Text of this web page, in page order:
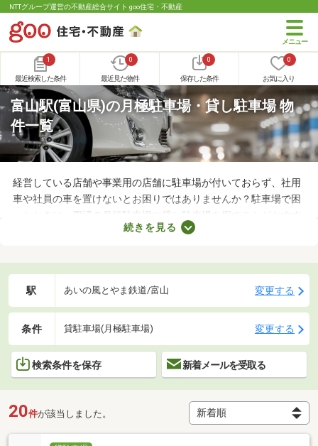
NTTグループ運営の不動産総合サイト goo住宅・不動産
1
最近検索した条件
0
最近見た物件
0
保存した条件
0
お気に入り
富山駅(富山県)の月極駐車場・貸し駐車場 物
件一覧
経営している店舗や事業用の店舗に駐車場が付いておらず、社用
車や社員の車を置けないとお困りではありませんか？駐車場で困
ったときは、周辺の月極駐車場や貸し駐車場を探すことがおすす
め。店舗や事務所から近い場所に駐車スペースを確保できれば、
介するので、立地をチェックしてみましょう。
続きを見る
駅 あいの風とやま鉄道/富山 変更する
条件 貸駐車場(月極駐車場) 変更する
検索条件を保存 新着メールを受取る
20件が該当しました。